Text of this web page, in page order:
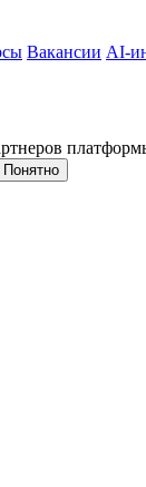
Вакансии AI-
Понятно